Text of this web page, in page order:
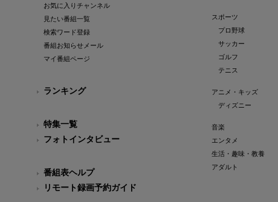
お気に入りチャンネル
見たい番組一覧
検索ワード登録
番組お知らせメール
マイ番組ページ
ランキング
特集一覧
フォトインタビュー
番組表ヘルプ
リモート録画予約ガイド
スポーツ
プロ野球
サッカー
ゴルフ
テニス
アニメ・キッズ
ディズニー
音楽
エンタメ
生活・趣味・教養
アダルト